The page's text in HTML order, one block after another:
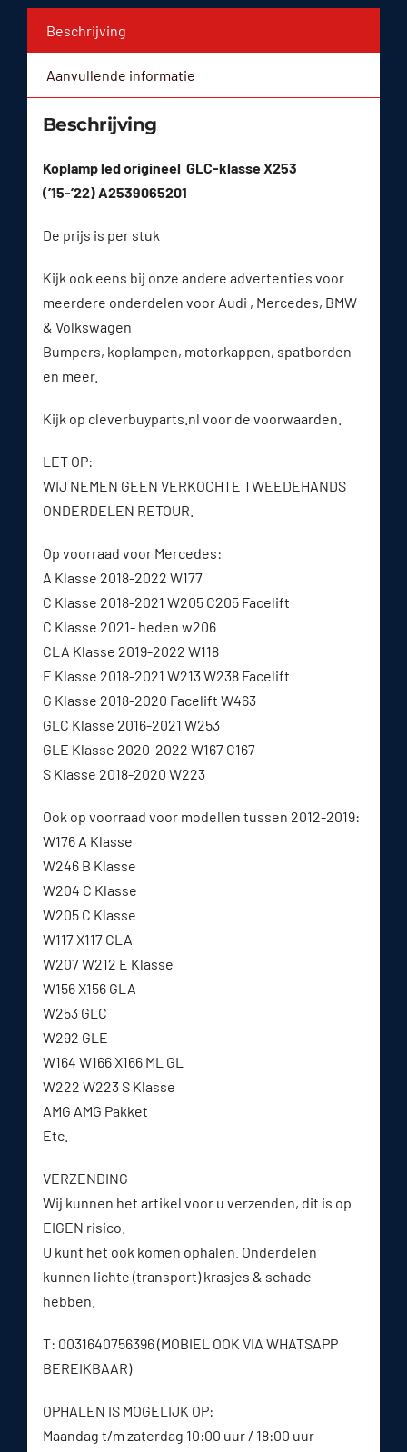
Beschrijving
Aanvullende informatie
Beschrijving
Koplamp led origineel GLC-klasse X253
(’15-’22) A2539065201
De prijs is per stuk
Kijk ook eens bij onze andere advertenties voor
meerdere onderdelen voor Audi , Mercedes, BMW
& Volkswagen
Bumpers, koplampen, motorkappen, spatborden
en meer.
Kijk op cleverbuyparts.nl voor de voorwaarden.
LET OP:
WIJ NEMEN GEEN VERKOCHTE TWEEDEHANDS
ONDERDELEN RETOUR.
Op voorraad voor Mercedes:
A Klasse 2018-2022 W177
C Klasse 2018-2021 W205 C205 Facelift
C Klasse 2021- heden w206
CLA Klasse 2019-2022 W118
E Klasse 2018-2021 W213 W238 Facelift
G Klasse 2018-2020 Facelift W463
GLC Klasse 2016-2021 W253
GLE Klasse 2020-2022 W167 C167
S Klasse 2018-2020 W223
Ook op voorraad voor modellen tussen 2012-2019:
W176 A Klasse
W246 B Klasse
W204 C Klasse
W205 C Klasse
W117 X117 CLA
W207 W212 E Klasse
W156 X156 GLA
W253 GLC
W292 GLE
W164 W166 X166 ML GL
W222 W223 S Klasse
AMG AMG Pakket
Etc.
VERZENDING
Wij kunnen het artikel voor u verzenden, dit is op
EIGEN risico.
U kunt het ook komen ophalen. Onderdelen
kunnen lichte (transport) krasjes & schade
hebben.
T: 0031640756396 (MOBIEL OOK VIA WHATSAPP
BEREIKBAAR)
OPHALEN IS MOGELIJK OP:
Maandag t/m zaterdag 10:00 uur / 18:00 uur